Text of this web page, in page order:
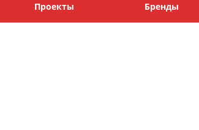
Проекты Бренды